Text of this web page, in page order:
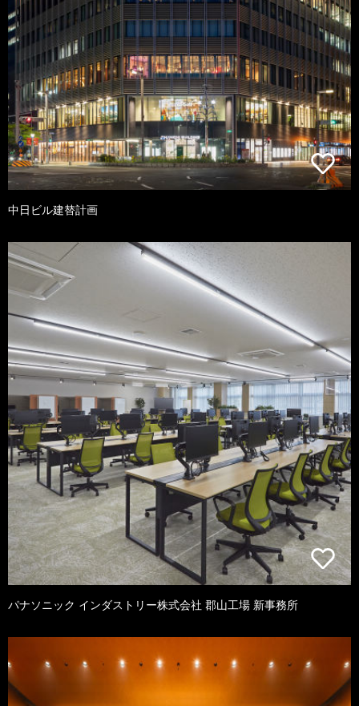
中日ビル建替計画
パナソニック インダストリー株式会社 郡山工場 新事務所